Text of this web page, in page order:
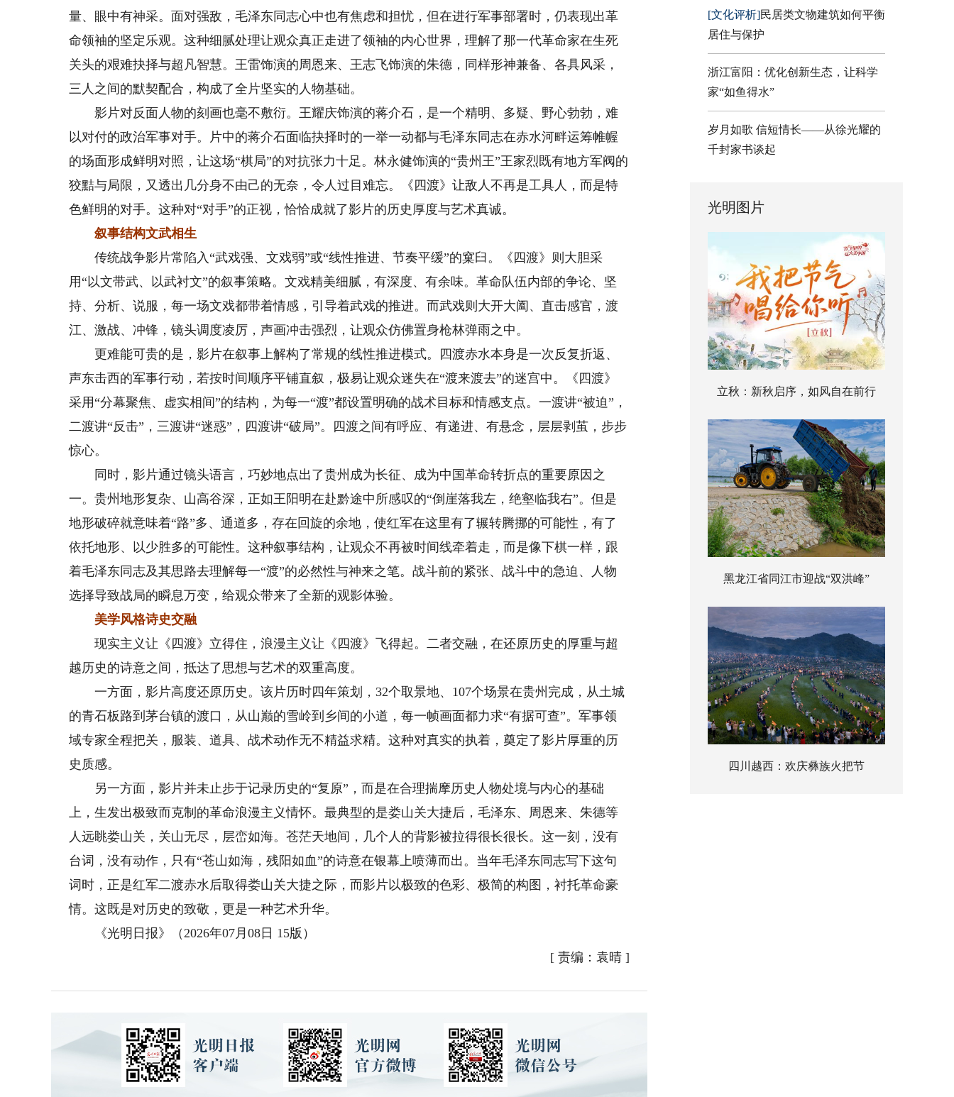
量、眼中有神采。面对强敌，毛泽东同志心中也有焦虑和担忧，但在进行军事部署时，仍表现出革
命领袖的坚定乐观。这种细腻处理让观众真正走进了领袖的内心世界，理解了那一代革命家在生死
关头的艰难抉择与超凡智慧。王雷饰演的周恩来、王志飞饰演的朱德，同样形神兼备、各具风采，
三人之间的默契配合，构成了全片坚实的人物基础。
影片对反面人物的刻画也毫不敷衍。王耀庆饰演的蒋介石，是一个精明、多疑、野心勃勃，难
以对付的政治军事对手。片中的蒋介石面临抉择时的一举一动都与毛泽东同志在赤水河畔运筹帷幄
的场面形成鲜明对照，让这场“棋局”的对抗张力十足。林永健饰演的“贵州王”王家烈既有地方军阀的
狡黠与局限，又透出几分身不由己的无奈，令人过目难忘。《四渡》让敌人不再是工具人，而是特
色鲜明的对手。这种对“对手”的正视，恰恰成就了影片的历史厚度与艺术真诚。
叙事结构文武相生
传统战争影片常陷入“武戏强、文戏弱”或“线性推进、节奏平缓”的窠臼。《四渡》则大胆采
用“以文带武、以武衬文”的叙事策略。文戏精美细腻，有深度、有余味。革命队伍内部的争论、坚
持、分析、说服，每一场文戏都带着情感，引导着武戏的推进。而武戏则大开大阖、直击感官，渡
江、激战、冲锋，镜头调度凌厉，声画冲击强烈，让观众仿佛置身枪林弹雨之中。
更难能可贵的是，影片在叙事上解构了常规的线性推进模式。四渡赤水本身是一次反复折返、
声东击西的军事行动，若按时间顺序平铺直叙，极易让观众迷失在“渡来渡去”的迷宫中。《四渡》
采用“分幕聚焦、虚实相间”的结构，为每一“渡”都设置明确的战术目标和情感支点。一渡讲“被迫”，
二渡讲“反击”，三渡讲“迷惑”，四渡讲“破局”。四渡之间有呼应、有递进、有悬念，层层剥茧，步步
惊心。
同时，影片通过镜头语言，巧妙地点出了贵州成为长征、成为中国革命转折点的重要原因之
一。贵州地形复杂、山高谷深，正如王阳明在赴黔途中所感叹的“倒崖落我左，绝壑临我右”。但是
地形破碎就意味着“路”多、通道多，存在回旋的余地，使红军在这里有了辗转腾挪的可能性，有了
依托地形、以少胜多的可能性。这种叙事结构，让观众不再被时间线牵着走，而是像下棋一样，跟
着毛泽东同志及其思路去理解每一“渡”的必然性与神来之笔。战斗前的紧张、战斗中的急迫、人物
选择导致战局的瞬息万变，给观众带来了全新的观影体验。
美学风格诗史交融
现实主义让《四渡》立得住，浪漫主义让《四渡》飞得起。二者交融，在还原历史的厚重与超
越历史的诗意之间，抵达了思想与艺术的双重高度。
一方面，影片高度还原历史。该片历时四年策划，32个取景地、107个场景在贵州完成，从土城
的青石板路到茅台镇的渡口，从山巅的雪岭到乡间的小道，每一帧画面都力求“有据可查”。军事领
域专家全程把关，服装、道具、战术动作无不精益求精。这种对真实的执着，奠定了影片厚重的历
史质感。
另一方面，影片并未止步于记录历史的“复原”，而是在合理揣摩历史人物处境与内心的基础
上，生发出极致而克制的革命浪漫主义情怀。最典型的是娄山关大捷后，毛泽东、周恩来、朱德等
人远眺娄山关，关山无尽，层峦如海。苍茫天地间，几个人的背影被拉得很长很长。这一刻，没有
台词，没有动作，只有“苍山如海，残阳如血”的诗意在银幕上喷薄而出。当年毛泽东同志写下这句
词时，正是红军二渡赤水后取得娄山关大捷之际，而影片以极致的色彩、极简的构图，衬托革命豪
情。这既是对历史的致敬，更是一种艺术升华。
《光明日报》（2026年07月08日 15版）
[ 责编：袁晴]
[文化评析]民居类文物建筑如何平衡
居住与保护
浙江富阳：优化创新生态，让科学
家“如鱼得水”
岁月如歌 信短情长——从徐光耀的
千封家书谈起
光明图片
立秋：新秋启序，如风自在前行
黑龙江省同江市迎战“双洪峰”
四川越西：欢庆彝族火把节